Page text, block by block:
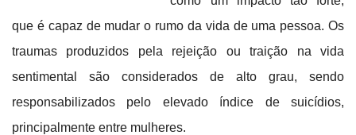
que é capaz de mudar o rumo da vida de uma pessoa. Os
traumas produzidos pela rejeição ou traição na vida
sentimental são considerados de alto grau, sendo
responsabilizados pelo elevado índice de suicídios,
principalmente entre mulheres.